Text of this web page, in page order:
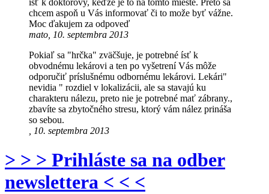
ísť k doktorovy, keďže je to na tomto mieste. Preto sa
chcem aspoň u Vás informovať či to može byť vážne.
Moc ďakujem za odpoveď
mato, 10. septembra 2013
Pokiaľ sa "hrčka" zväčšuje, je potrebné ísť k
obvodnému lekárovi a ten po vyšetrení Vás môže
odporučiť príslušnému odbornému lekárovi. Lekári"
nevidia " rozdiel v lokalizácii, ale sa stavajú ku
charakteru nálezu, preto nie je potrebné mať zábrany.,
zbavíte sa zbytočného stresu, ktorý vám nález prináša
so sebou.
, 10. septembra 2013
> > > Prihláste sa na odber
newslettera < < <